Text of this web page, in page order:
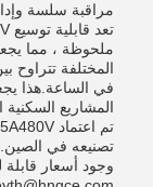
مراقبة سلسة
ملحوظة ، مما
في الساعة.هذا
المشاريع السكنية
وجود أسعار